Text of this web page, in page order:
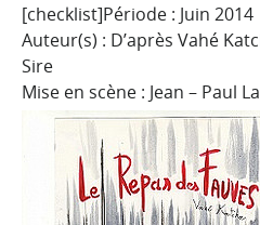
[checklist]Période : Juin 2014
Auteur(s) : D’après Vahé
Sire
Mise en scène : Jean – Paul